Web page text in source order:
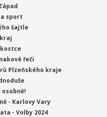
sport
šajtle
řeči
Plzeňského kraje
- Karlovy Vary
- Volby 2024